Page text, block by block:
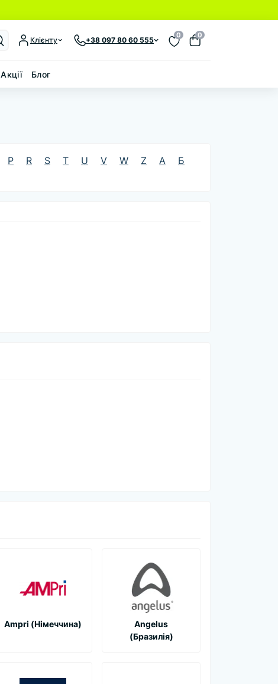
Клієнту +38 097 80 60 555
0 0
Акції Блог
P R S T U V W Z А
Б
Ampri (Німеччина)
Angelus
(Бразилія)